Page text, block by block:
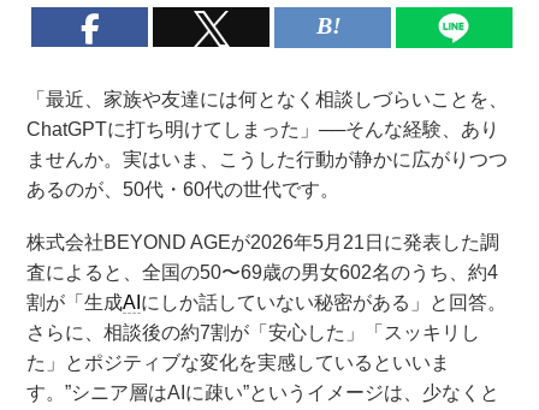
「最近、家族や友達には何となく相談しづらいことを、
ChatGPTに打ち明けてしまった」──そんな経験、あり
ませんか。実はいま、こうした行動が静かに広がりつつ
あるのが、50代・60代の世代です。
株式会社BEYOND AGEが2026年5月21日に発表した調
査によると、全国の50〜69歳の男女602名のうち、約4
割が「生成AI にしか話していない秘密がある」と回答。
さらに、相談後の約7割が「安心した」「スッキリし
た」とポジティブな変化を実感しているといいま
す。”シニア層はAIに疎い”というイメージは、少なくと